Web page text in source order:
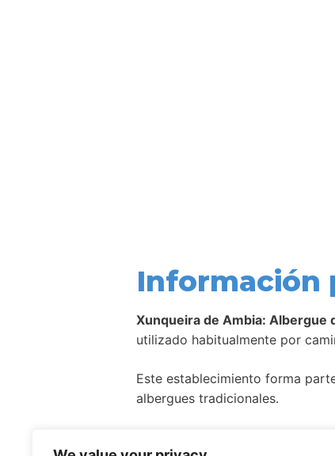
Información
Xunqueira de Ambia: Albergue
utilizado habitualmente por
Este establecimiento forma
albergues tradicionales.
Como ocurre con la mayoría